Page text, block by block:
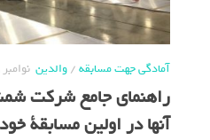
آمادگی جهت مسابقه/والدین نوامبر 5, 2021
راهنمای جامع شرکت
آنها در اولین مسابقة خود